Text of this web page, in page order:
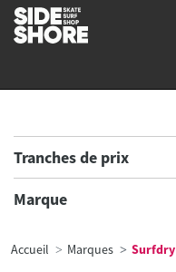
Tranches de prix
Marque
Accueil Marques Surfdry